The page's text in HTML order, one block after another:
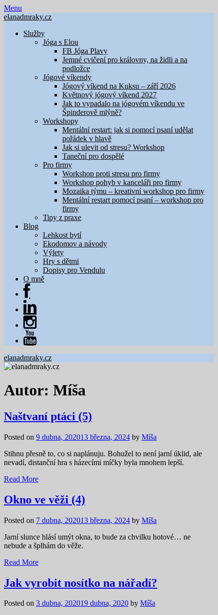
Skip
to
Menu
elanadmraky.cz
Služby
Jóga s Elou
FB Jóga Plavy
Jemné cvičení pro královny, na židli a na
podložce
Jógové víkendy
Jógový víkend na Kuksu – září 2026
Květnový jógový víkend 2027
Jak to vypadalo na jógovém víkendu ve
Špinderově mlýně?
Workshopy
Mentální restart: jak si pomocí psaní udělat
pořádek v hlavě
Jak si ulevit od stresu? Workshop
Taneční pro dospělé
Pro firmy
Workshop proti stresu pro firmy
Workshop pohyb v kanceláři pro firmy
Mozaika týmu – kreativní workshop pro firmy
Mentální restart pomocí psaní – workshop pro
firmy
Tipy z praxe
Blog
Lehkost bytí
Ekodomov a návody
Výlety
Hry s dětmi
Dopisy pro Vendulu
O mně
elanadmraky.cz
Autor: Míša
Naštvaní ptáci (5)
Posted on 9 dubna, 202013 března, 2024 by Míša
Stihnu přesně to, co si naplánuju. Bohužel to není jarní úklid, ale
nevadí, distanční hra s házecími míčky byla mnohem lepší.
Read More
Okno ve věži (4)
Posted on 7 dubna, 202013 března, 2024 by Míša
Jarní slunce hlásí umýt okna, to bude za chvilku hotové… ne
nebude a šplhám do věže.
Read More
Jak vyrobit nosítko na nářadí?
Posted on 3 dubna, 202019 dubna, 2020 by Míša